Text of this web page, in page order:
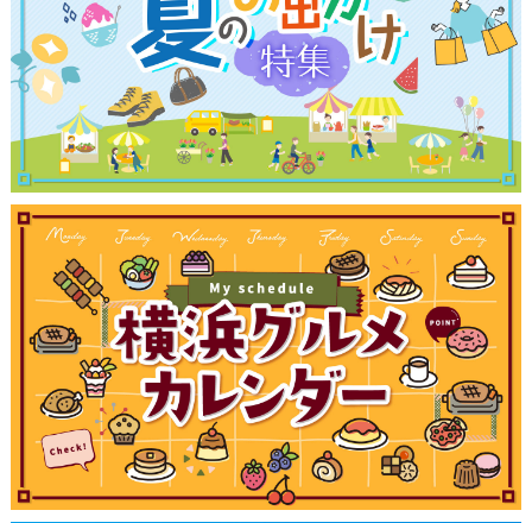
観光ガイド
ランキング
ブログ記事
サイトについて